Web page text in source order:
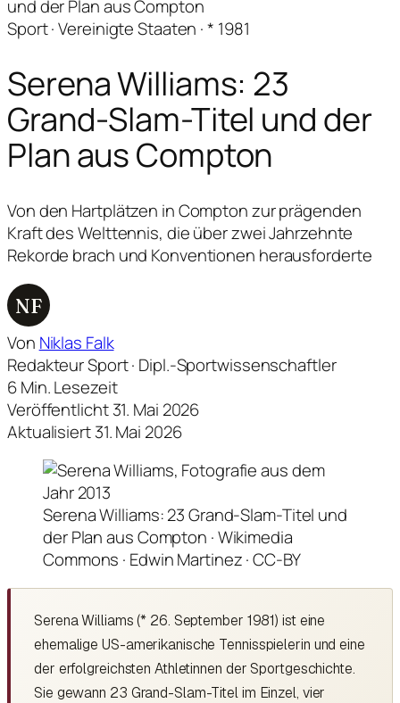
und der Plan aus Compton
Sport · Vereinigte Staaten · * 1981
Serena Williams: 23
Grand-Slam-Titel und der
Plan aus Compton
Von den Hartplätzen in Compton zur prägenden
Kraft des Welttennis, die über zwei Jahrzehnte
Rekorde brach und Konventionen herausforderte
NF
Von Niklas Falk
Redakteur Sport · Dipl.-Sportwissenschaftler
6 Min. Lesezeit
Veröffentlicht 31. Mai 2026
Aktualisiert 31. Mai 2026
Serena Williams: 23 Grand-Slam-Titel und
der Plan aus Compton · Wikimedia
Commons · Edwin Martinez · CC-BY
Serena Williams (* 26. September 1981) ist eine
ehemalige US-amerikanische Tennisspielerin und eine
der erfolgreichsten Athletinnen der Sportgeschichte.
Sie gewann 23 Grand-Slam-Titel im Einzel, vier